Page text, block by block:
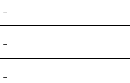
－
－
－